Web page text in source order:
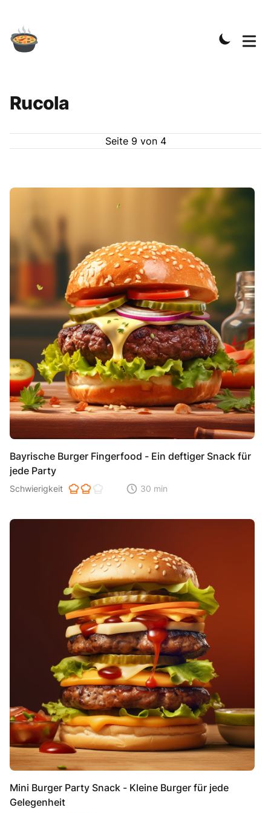
Rucola
Seite 9 von 4
Rezepte
Bayrische Burger Fingerfood - Ein deftiger Snack für
jede Party
Schwierigkeit der Zubereitung. 1 ist einfach 2 ist mittel 3 ist
Schwierigkeit Zeitaufwand der der Zubereitung.
30 min
Mini Burger Party Snack - Kleine Burger für jede
Gelegenheit